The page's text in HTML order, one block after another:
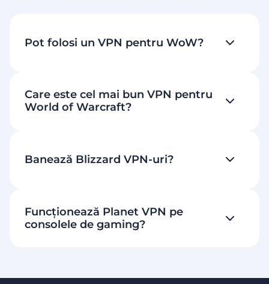
Pot folosi un VPN pentru WoW?
Care este cel mai bun VPN pentru
World of Warcraft?
Banează Blizzard VPN-uri?
Funcționează Planet VPN pe
consolele de gaming?